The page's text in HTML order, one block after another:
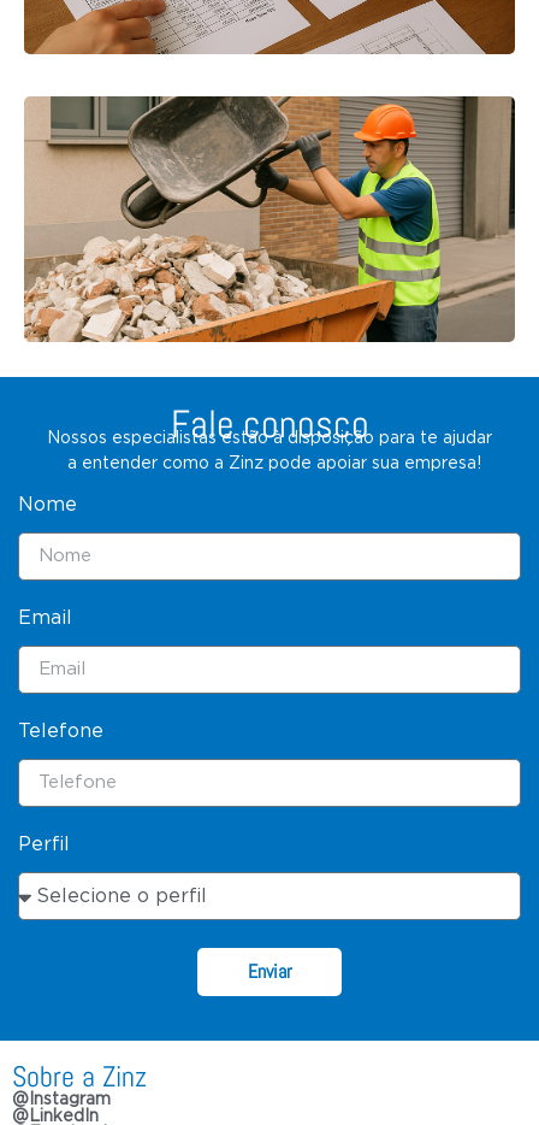
Fale conosco
Nossos especialistas estão à disposição para te ajudar
a entender como a Zinz pode apoiar sua empresa!
Nome
Email
Telefone
Perfil
Enviar
Sobre a Zinz
@Instagram
@LinkedIn